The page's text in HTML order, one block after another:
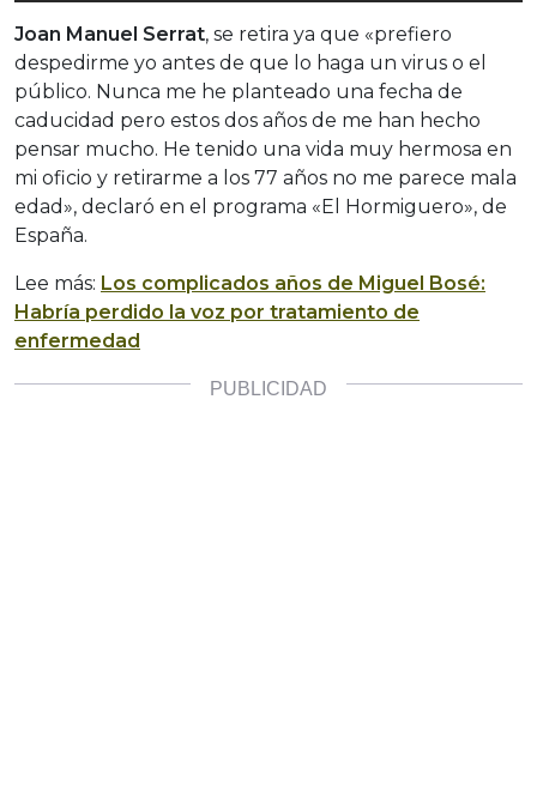
Joan Manuel Serrat, se retira ya que «prefiero
despedirme yo antes de que lo haga un virus o el
público. Nunca me he planteado una fecha de
caducidad pero estos dos años de me han hecho
pensar mucho. He tenido una vida muy hermosa en
mi oficio y retirarme a los 77 años no me parece mala
edad», declaró en el programa «El Hormiguero», de
España.
Lee más: Los complicados años de Miguel Bosé:
Habría perdido la voz por tratamiento de
enfermedad